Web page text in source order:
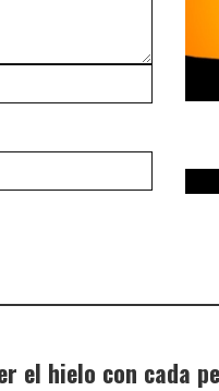
el hielo con cada